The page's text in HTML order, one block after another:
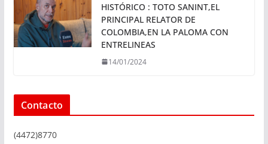
HISTÓRICO : TOTO SANINT,EL
PRINCIPAL RELATOR DE
COLOMBIA,EN LA PALOMA CON
ENTRELINEAS
14/01/2024
Contacto
(4472)8770